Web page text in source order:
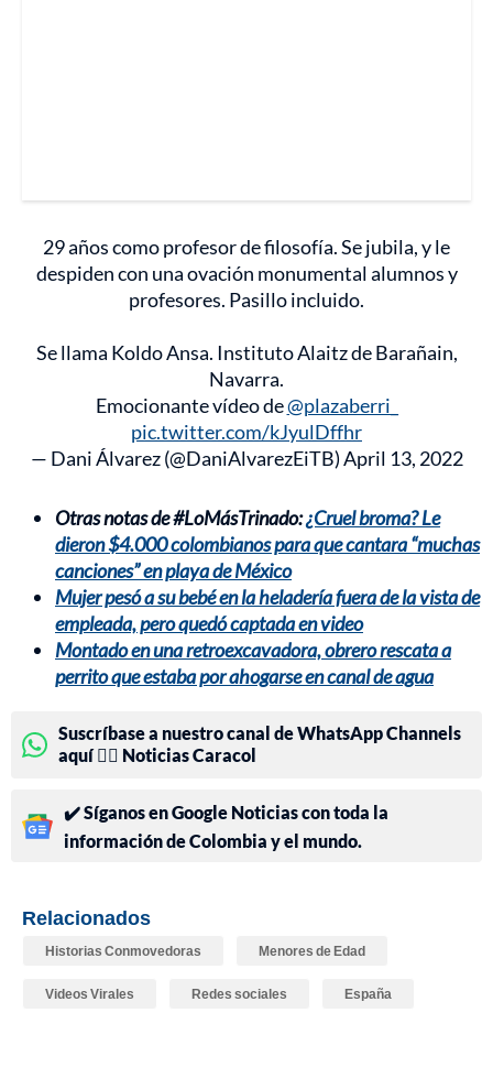
29 años como profesor de filosofía. Se jubila, y le
despiden con una ovación monumental alumnos y
profesores. Pasillo incluido.
Se llama Koldo Ansa. Instituto Alaitz de Barañain,
Navarra.
Emocionante vídeo de@plazaberri_
pic.twitter.com/kJyulDffhr
— Dani Álvarez (@DaniAlvarezEiTB)April 13, 2022
Otras notas de #LoMásTrinado:¿Cruel broma? Le
dieron $4.000 colombianos para que cantara “muchas
canciones” en playa de México
Mujer pesó a su bebé en la heladería fuera de la vista de
empleada, pero quedó captada en video
Montado en una retroexcavadora, obrero rescata a
perrito que estaba por ahogarse en canal de agua
Suscríbase a nuestro canal de WhatsApp Channels
aquí 👉🏻 Noticias Caracol
✔️ Síganos en Google Noticias con toda la
información de Colombia y el mundo.
Relacionados
Historias Conmovedoras Menores de Edad
Videos Virales Redes sociales España